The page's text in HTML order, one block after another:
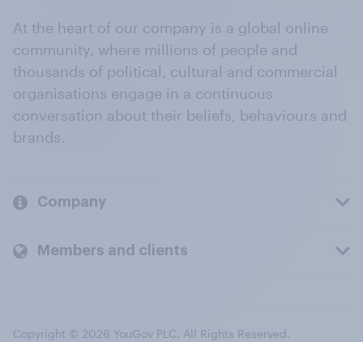
At the heart of our company is a global online
community, where millions of people and
thousands of political, cultural and commercial
organisations engage in a continuous
conversation about their beliefs, behaviours and
brands.
Company
Members and clients
Copyright © 2026 YouGov PLC. All Rights Reserved.